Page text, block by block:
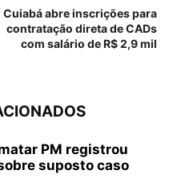
Cuiabá abre inscrições para
contratação direta de CADs
com salário de R$ 2,9 mil
PM registrou
suposto caso